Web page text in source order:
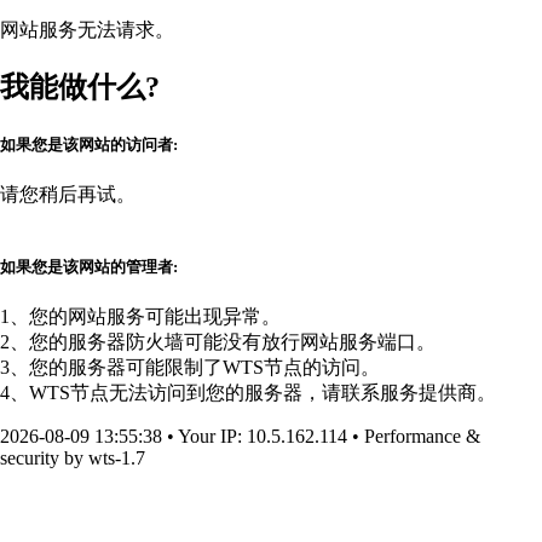
网站服务无法请求。
我能做什么?
如果您是该网站的访问者:
请您稍后再试。
如果您是该网站的管理者:
1、您的网站服务可能出现异常。
2、您的服务器防火墙可能没有放行网站服务端口。
3、您的服务器可能限制了WTS节点的访问。
4、WTS节点无法访问到您的服务器，请联系服务提供商。
2026-08-09 13:55:38 • Your IP: 10.5.162.114 • Performance &
security by wts-1.7